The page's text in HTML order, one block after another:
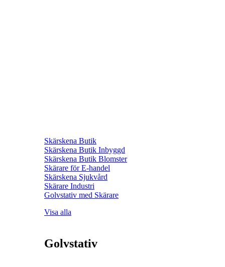
Skärskena Butik
Skärskena Butik Inbyggd
Skärskena Butik Blomster
Skärare för E-handel
Skärskena Sjukvård
Skärare Industri
Golvstativ med Skärare
Visa alla
Golvstativ